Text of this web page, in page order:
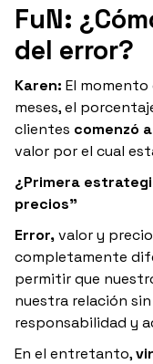
FuN:
del error?
Karen: El
meses, el
clientes comenzó
valor por el cual
¿Primera
precios”
Error,valor y
completamente
permitir que
nuestra relación
responsabilidad y
En el entretanto,